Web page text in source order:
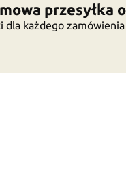
przesyłka
dla każdego